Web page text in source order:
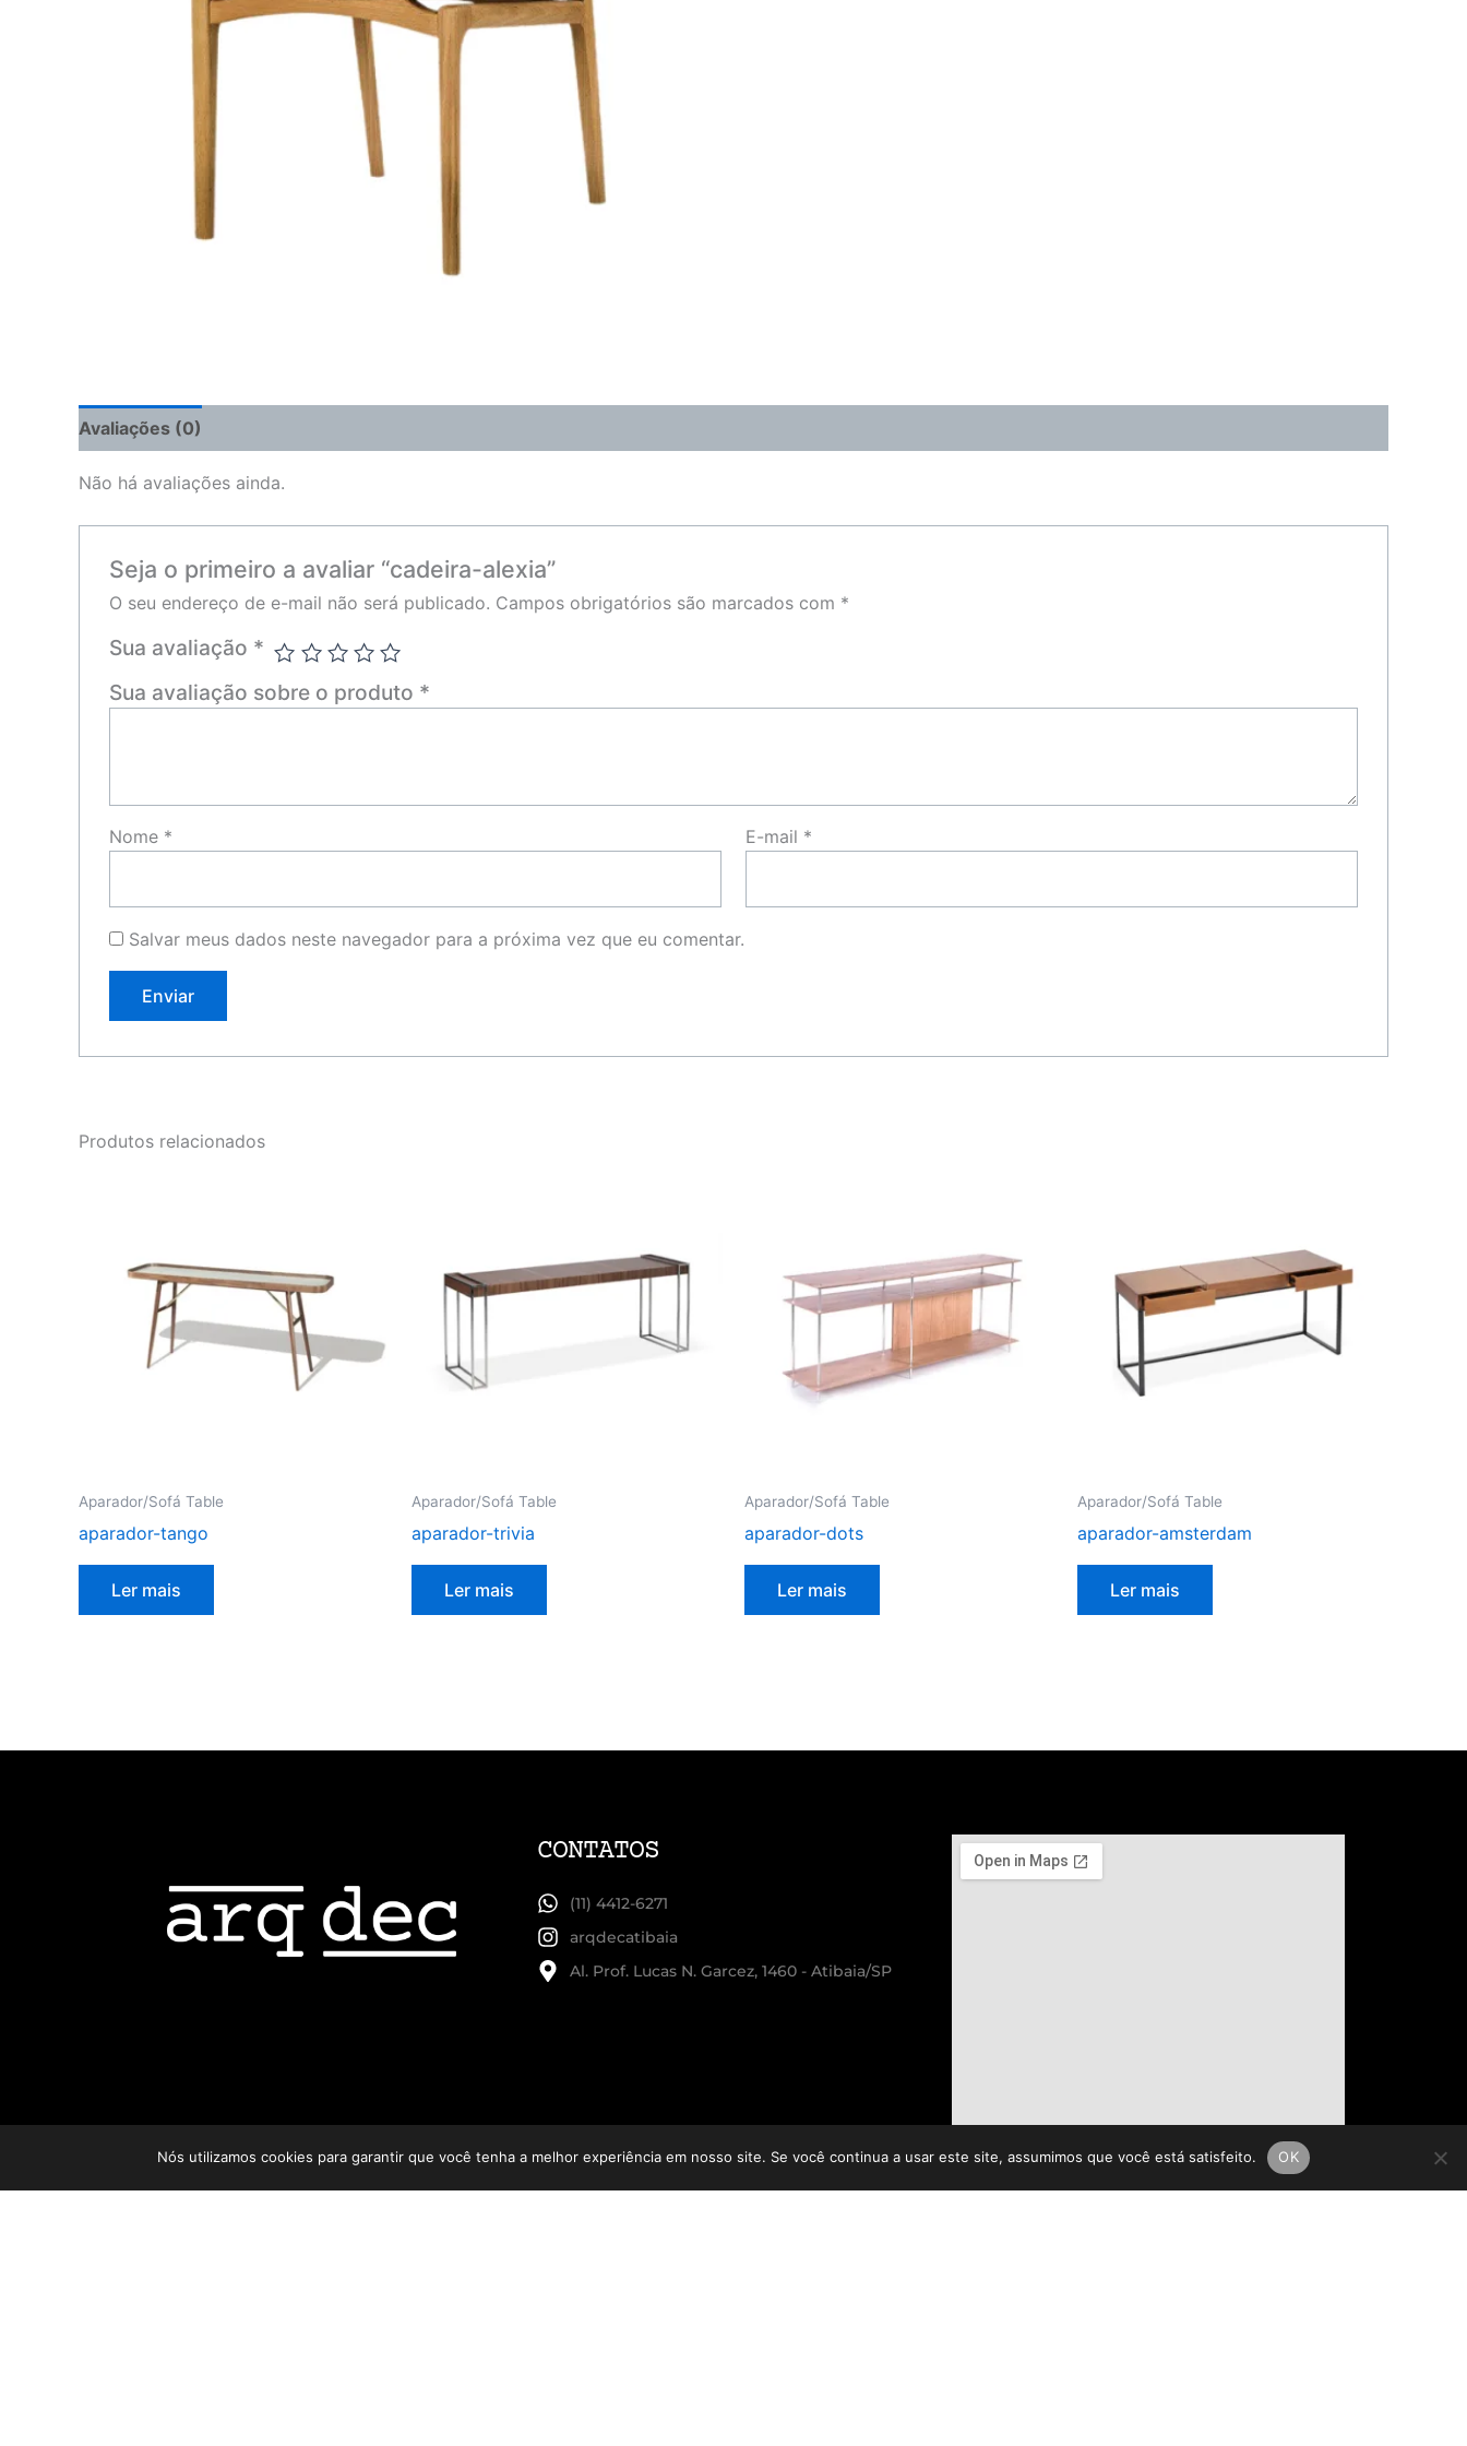
Avaliações (0)
Não há avaliações ainda.
Seja o primeiro a avaliar “cadeira-alexia”
O seu endereço de e-mail não será publicado. Campos obrigatórios são marcados com *
Sua avaliação *
Sua avaliação sobre o produto *
Nome * E-mail *
Salvar meus dados neste navegador para a próxima vez que eu comentar.
Produtos relacionados
Aparador/Sofá Table
aparador-tango
Ler mais
Aparador/Sofá Table
aparador-trivia
Ler mais
Aparador/Sofá Table
aparador-dots
Ler mais
Aparador/Sofá Table
aparador-amsterdam
Ler mais
CONTATOS
(11) 4412-6271
arqdecatibaia
Al. Prof. Lucas N. Garcez, 1460 - Atibaia/SP
Nós utilizamos cookies para garantir que você tenha a melhor experiência em nosso site. Se você continua a usar este site, assumimos que você está satisfeito. OK